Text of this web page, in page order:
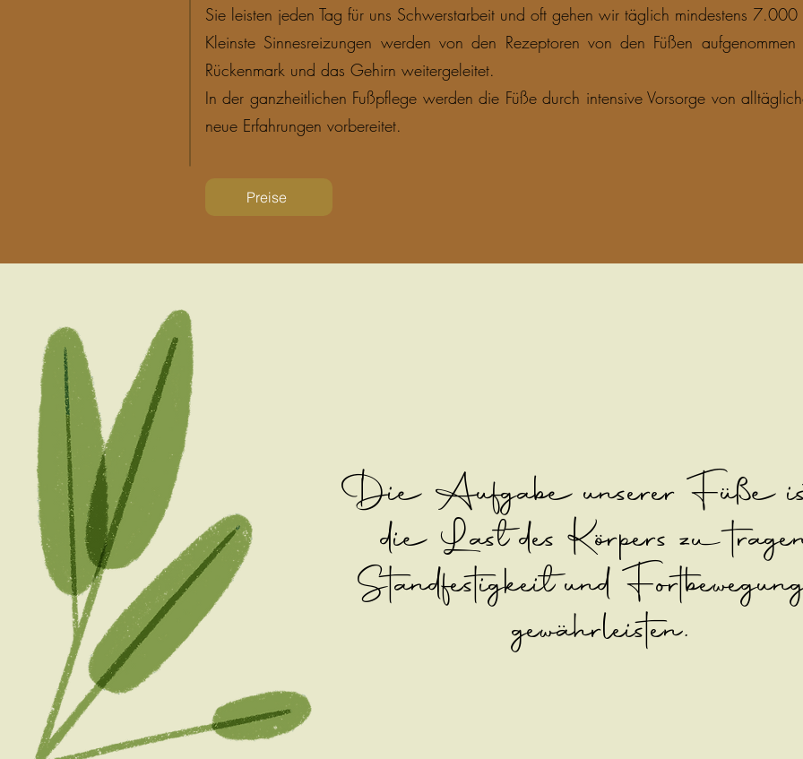
Sie leisten jeden Tag für uns Schwerstarbeit und oft gehen wir täglich mindestens 7.000
Kleinste Sinnesreizungen werden von den Rezeptoren von den Füßen
Rückenmark und das Gehirn weitergeleitet.
In der ganzheitlichen Fußpflege werden die Füße durch intensive Vorsorge von
neue Erfahrungen vorbereitet.
Preise
Die Aufgabe unserer Füße
die Last des Körpers zu
Standfestigkeit und
gewährleisten.